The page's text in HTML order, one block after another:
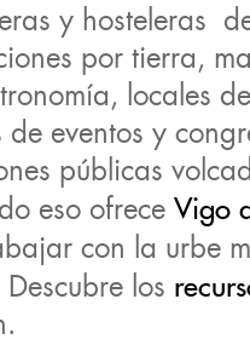
y hosteleras
por tierra,
locales
de eventos y
públicas
eso ofrece Vigo
con la urbe
los